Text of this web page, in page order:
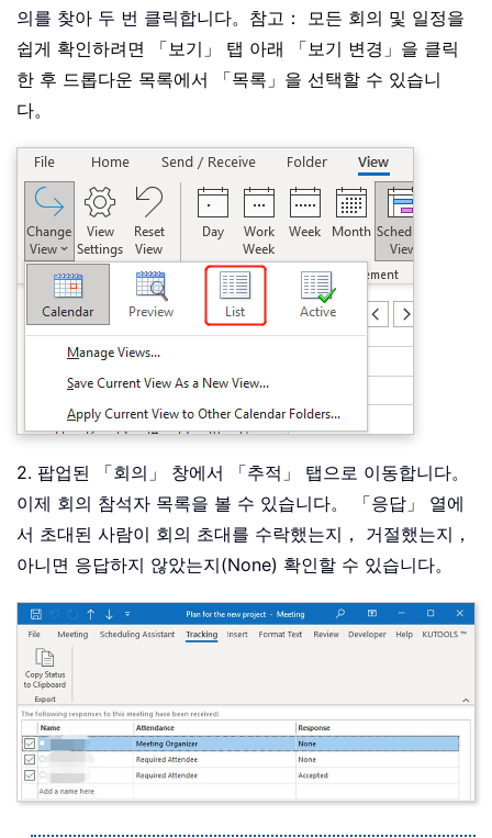
의를 찾아 두 번 클릭합니다。 참고： 모든 회의 및 일정을
쉽게 확인하려면 「보기」 탭 아래 「보기 변경」을 클릭
한 후 드롭다운 목록에서 「목록」을 선택할 수 있습니
다。
2. 팝업된 「회의」 창에서 「추적」 탭으로 이동합니다。
이제 회의 참석자 목록을 볼 수 있습니다。 「응답」 열에
서 초대된 사람이 회의 초대를 수락했는지， 거절했는지，
아니면 응답하지 않았는지(None) 확인할 수 있습니다。